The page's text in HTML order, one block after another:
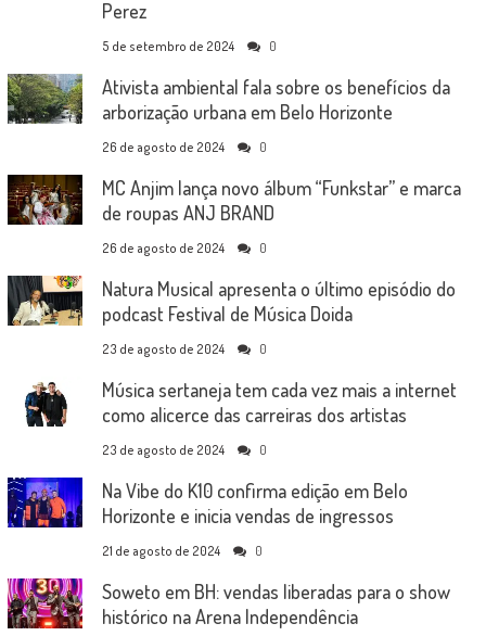
Perez
5 de setembro de 2024 0
Ativista ambiental fala sobre os benefícios da
arborização urbana em Belo Horizonte
26 de agosto de 2024 0
MC Anjim lança novo álbum “Funkstar” e marca
de roupas ANJ BRAND
26 de agosto de 2024 0
Natura Musical apresenta o último episódio do
podcast Festival de Música Doida
23 de agosto de 2024 0
Música sertaneja tem cada vez mais a internet
como alicerce das carreiras dos artistas
23 de agosto de 2024 0
Na Vibe do K10 confirma edição em Belo
Horizonte e inicia vendas de ingressos
21 de agosto de 2024 0
Soweto em BH: vendas liberadas para o show
histórico na Arena Independência